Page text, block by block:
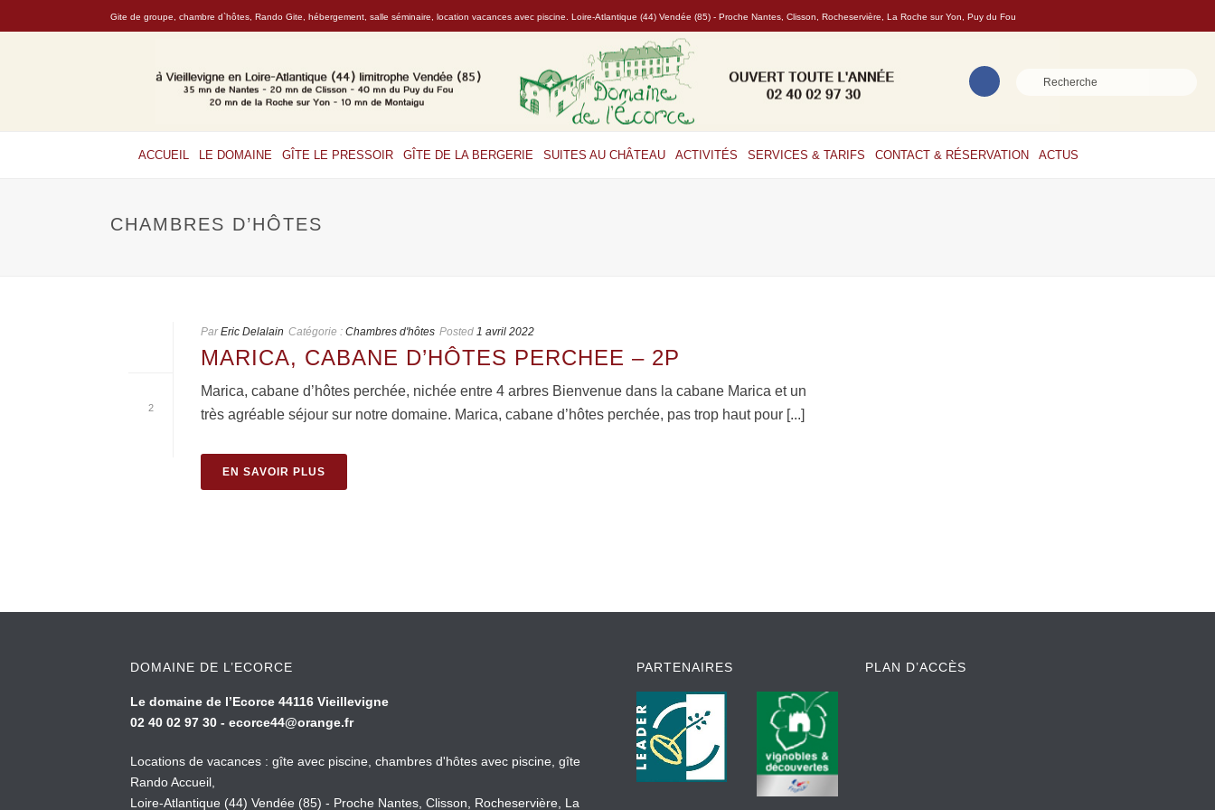
Gite de groupe, chambre d`hôtes, Rando Gite, hébergement, salle séminaire, location vacances avec piscine. Loire-Atlantique (44) Vendée (85) - Proche Nantes, Clisson, Rocheservière, La Roche sur Yon, Puy du Fou
ACCUEIL LE DOMAINE GÎTE LE PRESSOIR GÎTE DE LA BERGERIE SUITES AU CHÂTEAU ACTIVITÉS SERVICES & TARIFS CONTACT & RÉSERVATION ACTUS
CHAMBRES D’HÔTES
2
Par Eric Delalain Catégorie : Chambres d'hôtes Posted 1 avril 2022
MARICA, CABANE D’HÔTES PERCHEE – 2P
Marica, cabane d’hôtes perchée, nichée entre 4 arbres Bienvenue dans la cabane Marica et un
très agréable séjour sur notre domaine. Marica, cabane d’hôtes perchée, pas trop haut pour [...]
EN SAVOIR PLUS
DOMAINE DE L’ECORCE
Le domaine de l’Ecorce 44116 Vieillevigne
02 40 02 97 30 - ecorce44@orange.fr
Locations de vacances : gîte avec piscine, chambres d'hôtes avec piscine, gîte
Rando Accueil,
Loire-Atlantique (44) Vendée (85) - Proche Nantes, Clisson, Rocheservière, La
PARTENAIRES PLAN D’ACCÈS